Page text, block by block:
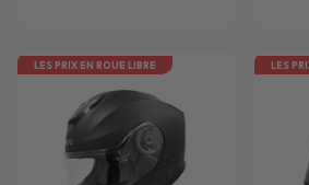
LES PRIX EN ROUE LIBRE LES